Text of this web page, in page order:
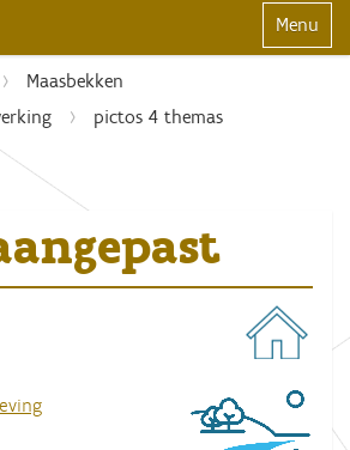
Klap
Maasbekken
pictos 4 themas